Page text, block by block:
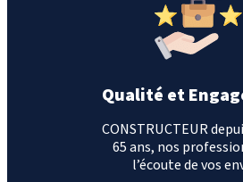
Qualité et
CONSTRUCTEUR
65 ans, nos
l’écoute de vos